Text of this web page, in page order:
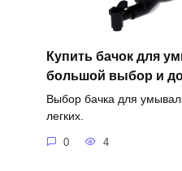
Купить бачок для
большой выбор и
Выбор бачка для
легких.
0 4